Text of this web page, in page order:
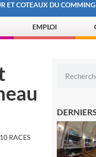
ET COTEAUX DU
EMPLOI
RACES